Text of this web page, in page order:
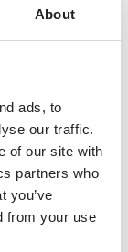
About
ads, to
our traffic.
of our site with
partners who
you’ve
from your use
Tag
Person.
mit
mit